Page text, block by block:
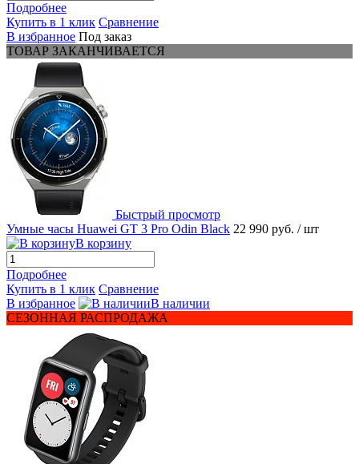
Подробнее
Купить в 1 клик Сравнение
В избранное Под заказ
ТОВАР ЗАКАНЧИВАЕТСЯ
Быстрый просмотр
Умные часы Huawei GT 3 Pro Odin Black 22 990 руб. / шт
В корзину
Подробнее
Купить в 1 клик Сравнение
В избранное
В наличии
СЕЗОННАЯ РАСПРОДАЖА